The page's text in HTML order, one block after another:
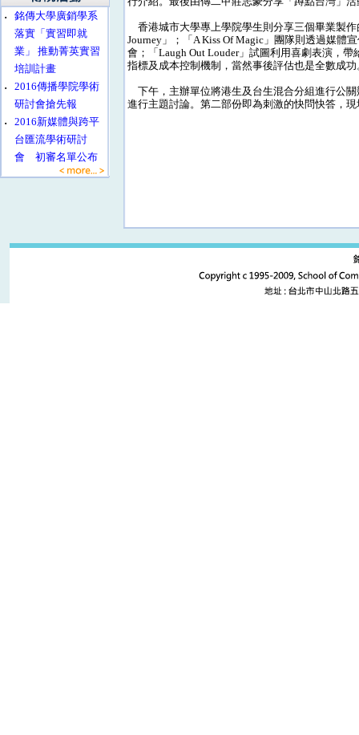
‧
銘傳大學廣銷學系
落實「實習即就
業」 推動菁英實習
培訓計畫
‧
2016傳播學院學術
研討會搶先報
‧
2016新媒體與跨平
台匯流學術研討
會 初審名單公布
香港城市大學專上學院學生則分享三個畢業製作
Journey」；「A Kiss Of Magic」團隊則透過媒體
會；「Laugh Out Louder」試圖利用喜劇表演，
指標及成本控制機制，當然事後評估也是全數成功
下午，主辦單位將港生及台生混合分組進行公
進行主題討論。第二部份即為刺激的快問快答，